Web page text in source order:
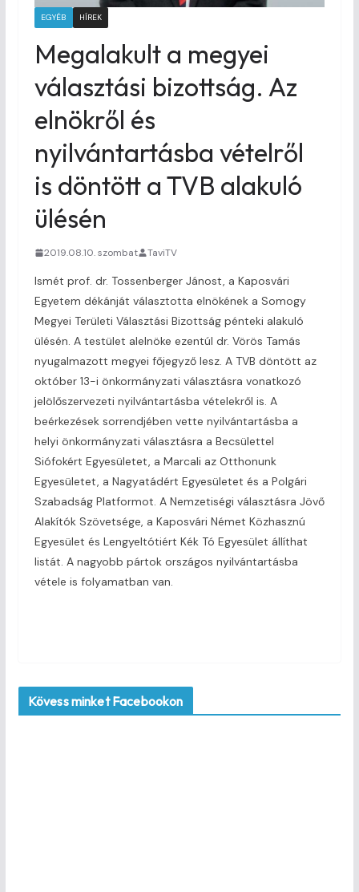
EGYÉB HÍREK
Megalakult a megyei
választási bizottság. Az
elnökről és
nyilvántartásba vételről
is döntött a TVB alakuló
ülésén
2019.08.10. szombat TaviTV
Ismét prof. dr. Tossenberger Jánost, a Kaposvári
Egyetem dékánját választotta elnökének a Somogy
Megyei Területi Választási Bizottság pénteki alakuló
ülésén. A testület alelnöke ezentúl dr. Vörös Tamás
nyugalmazott megyei főjegyző lesz. A TVB döntött az
október 13-i önkormányzati választásra vonatkozó
jelölőszervezeti nyilvántartásba vételekről is. A
beérkezések sorrendjében vette nyilvántartásba a
helyi önkormányzati választásra a Becsülettel
Siófokért Egyesületet, a Marcali az Otthonunk
Egyesületet, a Nagyatádért Egyesületet és a Polgári
Szabadság Platformot. A Nemzetiségi választásra Jövő
Alakítók Szövetsége, a Kaposvári Német Közhasznú
Egyesület és Lengyeltótiért Kék Tó Egyesület állíthat
listát. A nagyobb pártok országos nyilvántartásba
vétele is folyamatban van.
Kövess minket Facebookon